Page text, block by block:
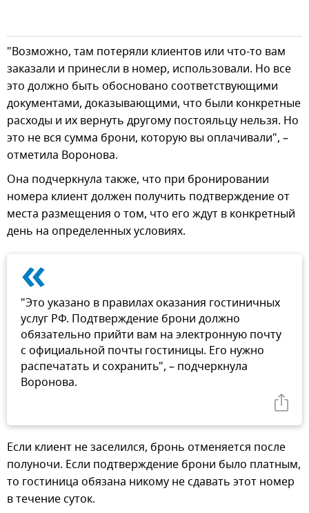
"Возможно, там потеряли клиентов или что-то вам
заказали и принесли в номер, использовали. Но все
это должно быть обосновано соответствующими
документами, доказывающими, что были конкретные
расходы и их вернуть другому постояльцу нельзя. Но
это не вся сумма брони, которую вы оплачивали", –
отметила Воронова.
Она подчеркнула также, что при бронировании
номера клиент должен получить подтверждение от
места размещения о том, что его ждут в конкретный
день на определенных условиях.
«
"Это указано в правилах оказания гостиничных
услуг РФ. Подтверждение брони должно
обязательно прийти вам на электронную почту
с официальной почты гостиницы. Его нужно
распечатать и сохранить", – подчеркнула
Воронова.
Если клиент не заселился, бронь отменяется после
полуночи. Если подтверждение брони было платным,
то гостиница обязана никому не сдавать этот номер
в течение суток.